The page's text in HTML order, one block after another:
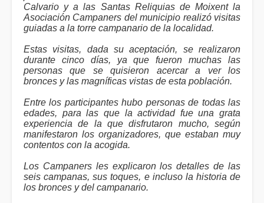
Calvario y a las Santas Reliquias de Moixent la
Asociación Campaners del municipio realizó visitas
guiadas a la torre campanario de la localidad.
Estas visitas, dada su aceptación, se realizaron
durante cinco días, ya que fueron muchas las
personas que se quisieron acercar a ver los
bronces y las magníficas vistas de esta población.
Entre los participantes hubo personas de todas las
edades, para las que la actividad fue una grata
experiencia de la que disfrutaron mucho, según
manifestaron los organizadores, que estaban muy
contentos con la acogida.
Los Campaners les explicaron los detalles de las
seis campanas, sus toques, e incluso la historia de
los bronces y del campanario.